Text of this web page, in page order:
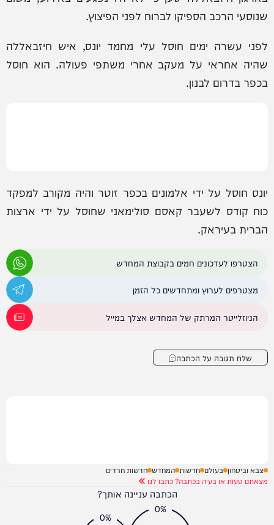
שנוסעי הרכב הספיקו לברוח לפני הפיצוץ.
לפני עשרה ימים חוסל עלי מחמד יונס, איש חיזבאללה
שהיה אחראי על מעקב אחרי משתפי פעולה. הוא חוסל
בכפר בדרום לבנון.
יונס חוסל על ידי אלמונים בכפר זוטר והיה מקורב למפקד
כוח קודס לשעבר קאסם סולימאני שחוסל על ידי ארצות
הברית בעיראק.
הצטרפו לעדכונים חמים בקבוצת המחדש
מצטרפים לערוץ ומתחדשים כל הזמן
הניוזלייטר המרתק של המחדש אצלך במייל
שלח תגובה על הכתבה
צבא וביטחון בעולם חדשות המחדש חדשות חרדים
מצאתם טעות או בעיה בכתבה? כתבו לנו
הכתבה עניינה אותך?
0%
0%